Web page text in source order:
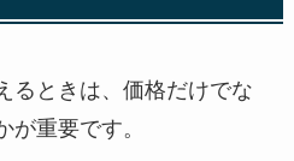
るときは、価格だけでな
が重要です。